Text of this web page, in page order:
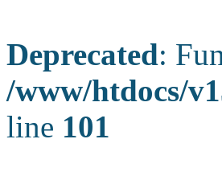
Deprecated:
/www/htdocs/
line 101